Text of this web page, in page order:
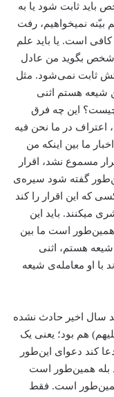
ثابت شود یا به
بیّنه نمی­خواهیم، رفت
است. یا باید علم
شخص بگوید من عادل
ثابت نمی‌شود. مثل
شیعه هستم اثنی
این چه فرق
اعتراف در ما نحن فیه
ما بین اینکه من
مسموع نشد، اقرار
گفته شود سیره‌ی
که این اقرار را کند
می­کنند. باید این
همین‌طور است ما بین
شیعه هستم، اثنی
با او معامله‌ی شیعه
سال اخیر حادث نشده
هم بود؛ یعنی یک
کند دعوای این‌طور
بله همین‌طور است
همین‌طور است. فقط